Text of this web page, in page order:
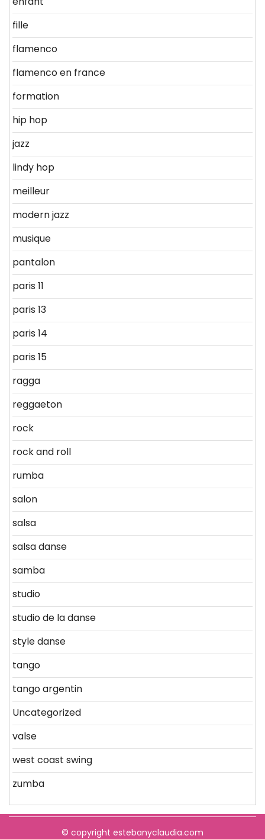
fille
flamenco
flamenco en france
formation
hip hop
jazz
lindy hop
meilleur
modern jazz
musique
pantalon
paris 11
paris 13
paris 14
paris 15
ragga
reggaeton
rock
rock and roll
rumba
salon
salsa
salsa danse
samba
studio
studio de la danse
style danse
tango
tango argentin
Uncategorized
valse
west coast swing
zumba
© copyright estebanyclaudia.com